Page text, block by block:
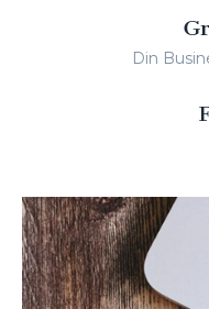
Din